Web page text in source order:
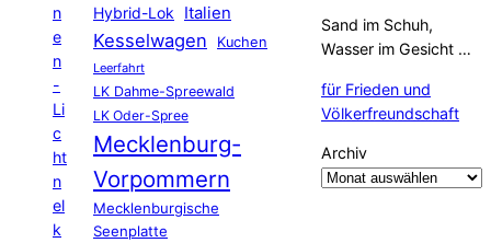
n
e
n
-
Li
c
ht
n
el
k
Hybrid-Lok Italien
Kesselwagen Kuchen
Leerfahrt
LK Dahme-Spreewald
LK Oder-Spree
Mecklenburg-
Vorpommern
Mecklenburgische
Seenplatte
Sand im Schuh,
Wasser im Gesicht …
für Frieden und
Völkerfreundschaft
Archiv